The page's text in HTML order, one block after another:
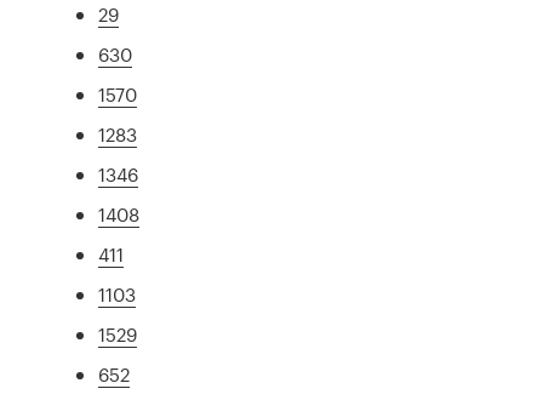
29
630
1570
1283
1346
1408
411
1103
1529
652